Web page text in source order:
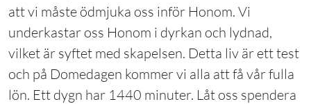
att vi måste ödmjuka oss inför Honom. Vi
underkastar oss Honom i dyrkan och lydnad,
vilket är syftet med skapelsen. Detta liv är ett test
och på Domedagen kommer vi alla att få vår fulla
lön. Ett dygn har 1440 minuter. Låt oss spendera